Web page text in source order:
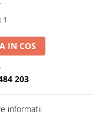
1
IN COS
203
informatii